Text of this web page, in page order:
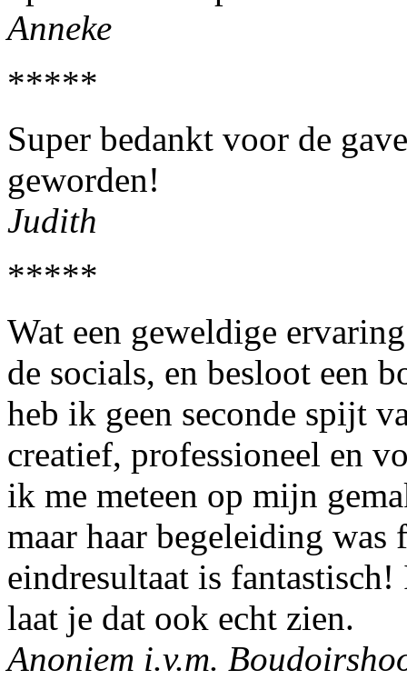
Anneke
*****
Super bedankt voor de
geworden!
Judith
*****
Wat een geweldige
de socials, en besloot een
heb ik geen seconde spijt
creatief, professioneel en
ik me meteen op mijn
maar haar begeleiding
eindresultaat is
laat je dat ook echt zien.
Anoniem i.v.m.